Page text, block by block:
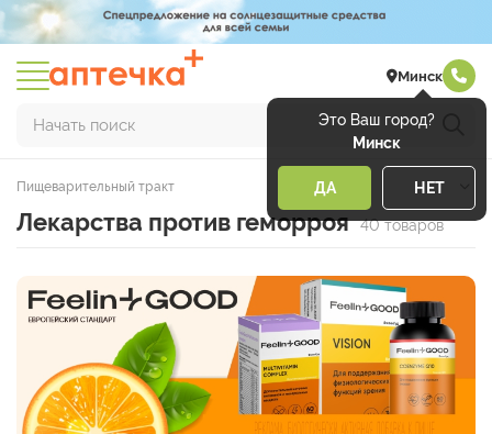
Минск
Это Ваш город?
Минск
ДА НЕТ
Начать поиск
Пищеварительный тракт
Лекарства против геморроя 40 товаров